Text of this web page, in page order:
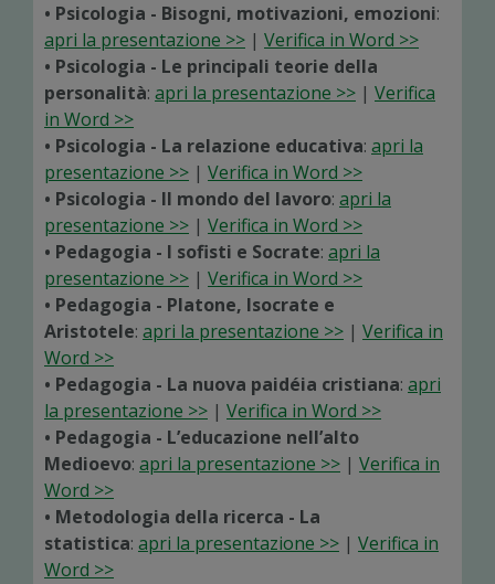
• Psicologia - Bisogni, motivazioni, emozioni:
apri la presentazione >> | Verifica in Word >>
• Psicologia - Le principali teorie della
personalità: apri la presentazione >> | Verifica
in Word >>
• Psicologia - La relazione educativa: apri la
presentazione >> | Verifica in Word >>
• Psicologia - Il mondo del lavoro: apri la
presentazione >> | Verifica in Word >>
• Pedagogia - I sofisti e Socrate: apri la
presentazione >> | Verifica in Word >>
• Pedagogia - Platone, Isocrate e
Aristotele: apri la presentazione >> | Verifica in
Word >>
• Pedagogia - La nuova paidéia cristiana: apri
la presentazione >> | Verifica in Word >>
• Pedagogia - L’educazione nell’alto
Medioevo: apri la presentazione >> | Verifica in
Word >>
• Metodologia della ricerca - La
statistica: apri la presentazione >> | Verifica in
Word >>